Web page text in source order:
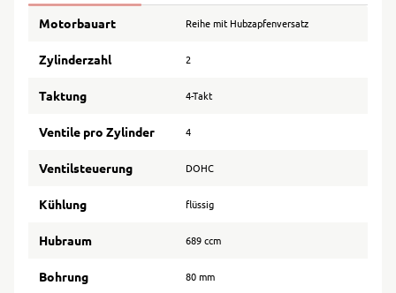
Motorbauart Reihe mit Hubzapfenversatz
Zylinderzahl 2
Taktung 4-Takt
Ventile pro Zylinder 4
Ventilsteuerung DOHC
Kühlung flüssig
Hubraum 689 ccm
Bohrung 80 mm